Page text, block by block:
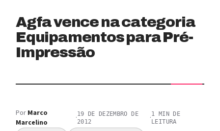
Agfa vence na categoria
Equipamentos para Pré-
Impressão
Por Marco
Marcelino
·19 DE DEZEMBRO DE
2012
·1 MIN DE
LEITURA